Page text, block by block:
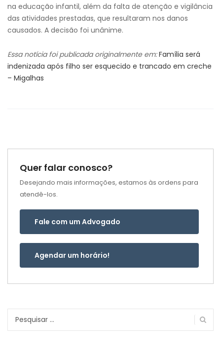
na educação infantil, além da falta de atenção e vigilância
das atividades prestadas, que resultaram nos danos
causados. A decisão foi unânime.
Essa notícia foi publicada originalmente em: Família será
indenizada após filho ser esquecido e trancado em creche
– Migalhas
Quer falar conosco?
Desejando mais informações, estamos às ordens para
atendê-los.
Fale com um Advogado
Agendar um horário!
Pesquisar